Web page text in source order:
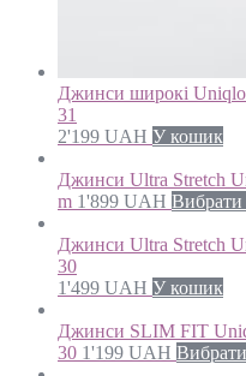
Джинси широкі
31
2'199 UAH У кошик
Джинси Ultrа Stretch
m 1'899 UAH Вибрати
Джинси Ultra Stretch
30
1'499 UAH У кошик
Джинси SLIM FIT
30 1'199 UAH